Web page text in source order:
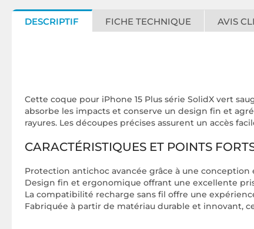
DESCRIPTIF FICHE TECHNIQUE AVIS
Cette coque pour iPhone 15 Plus série SolidX vert
absorbe les impacts et conserve un design fin et
rayures. Les découpes précises assurent un accès
CARACTÉRISTIQUES ET POINTS
Protection antichoc avancée grâce à une conception
Design fin et ergonomique offrant une excellente
La compatibilité recharge sans fil offre une
Fabriquée à partir de matériau durable et innovant,